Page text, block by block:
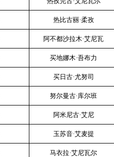
热比古丽·柔孜
阿不都沙拉木·艾尼瓦
买地娜木·吾布力
买日古·尤努司
努尔曼古·库尔班
阿米尼古·艾尼
玉苏音·艾麦提
马衣拉·艾尼瓦尔